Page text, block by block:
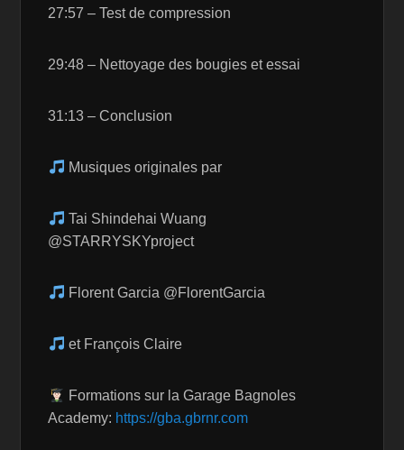
27:57 – Test de compression
29:48 – Nettoyage des bougies et essai
31:13 – Conclusion
Musiques originales par
Tai Shindehai Wuang
@STARRYSKYproject
Florent Garcia @FlorentGarcia
et François Claire
Formations sur la Garage Bagnoles
Academy: https://gba.gbrnr.com